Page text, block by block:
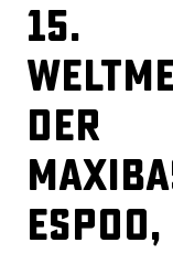
15.
der